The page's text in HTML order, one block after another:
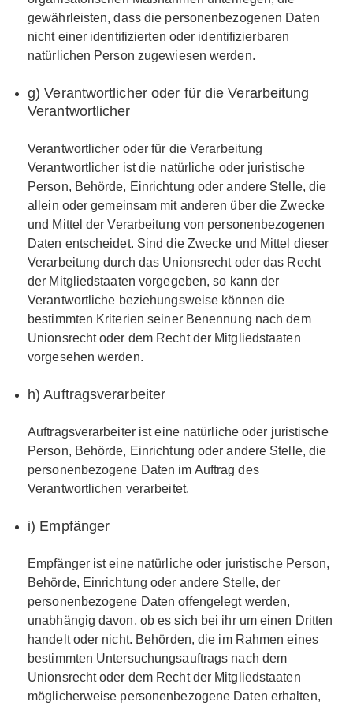
gewährleisten, dass die personenbezogenen Daten
nicht einer identifizierten oder identifizierbaren
natürlichen Person zugewiesen werden.
g) Verantwortlicher oder für die Verarbeitung
Verantwortlicher
Verantwortlicher oder für die Verarbeitung
Verantwortlicher ist die natürliche oder juristische
Person, Behörde, Einrichtung oder andere Stelle, die
allein oder gemeinsam mit anderen über die Zwecke
und Mittel der Verarbeitung von personenbezogenen
Daten entscheidet. Sind die Zwecke und Mittel dieser
Verarbeitung durch das Unionsrecht oder das Recht
der Mitgliedstaaten vorgegeben, so kann der
Verantwortliche beziehungsweise können die
bestimmten Kriterien seiner Benennung nach dem
Unionsrecht oder dem Recht der Mitgliedstaaten
vorgesehen werden.
h) Auftragsverarbeiter
Auftragsverarbeiter ist eine natürliche oder juristische
Person, Behörde, Einrichtung oder andere Stelle, die
personenbezogene Daten im Auftrag des
Verantwortlichen verarbeitet.
i) Empfänger
Empfänger ist eine natürliche oder juristische Person,
Behörde, Einrichtung oder andere Stelle, der
personenbezogene Daten offengelegt werden,
unabhängig davon, ob es sich bei ihr um einen Dritten
handelt oder nicht. Behörden, die im Rahmen eines
bestimmten Untersuchungsauftrags nach dem
Unionsrecht oder dem Recht der Mitgliedstaaten
möglicherweise personenbezogene Daten erhalten,